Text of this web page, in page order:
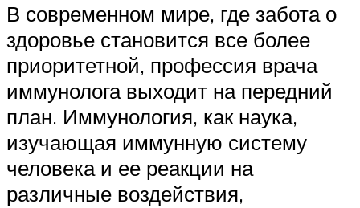
В современном мире, где забота о
здоровье становится все более
приоритетной, профессия врача
иммунолога выходит на передний
план. Иммунология, как наука,
изучающая иммунную систему
человека и ее реакции на
различные воздействия,